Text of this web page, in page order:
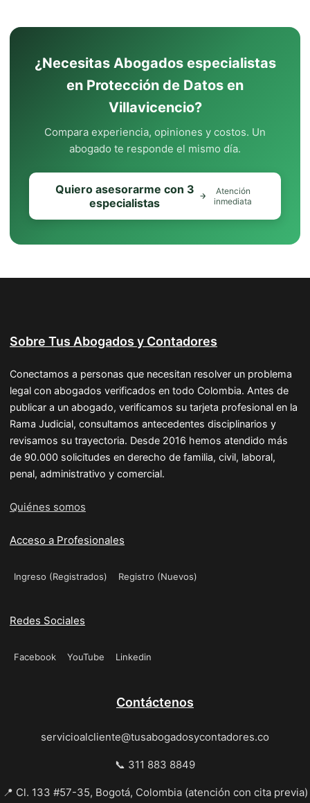
¿Necesitas Abogados especialistas
en Protección de Datos en
Villavicencio?
Compara experiencia, opiniones y costos. Un
abogado te responde el mismo día.
Quiero asesorarme con 3
especialistas
Atención
inmediata
Sobre Tus Abogados y Contadores
Conectamos a personas que necesitan resolver un problema
legal con abogados verificados en todo Colombia. Antes de
publicar a un abogado, verificamos su tarjeta profesional en la
Rama Judicial, consultamos antecedentes disciplinarios y
revisamos su trayectoria. Desde 2016 hemos atendido más
de 90.000 solicitudes en derecho de familia, civil, laboral,
penal, administrativo y comercial.
Quiénes somos
Acceso a Profesionales
Ingreso (Registrados) Registro (Nuevos)
Redes Sociales
Facebook YouTube Linkedin
Contáctenos
servicioalcliente@tusabogadosycontadores.co
📞 311 883 8849
📍 Cl. 133 #57-35, Bogotá, Colombia (atención con cita previa)